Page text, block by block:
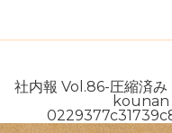
社内報 Vol.86-圧縮済み
kounan